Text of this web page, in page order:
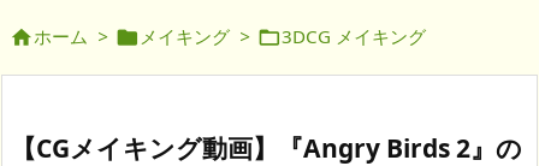
前へ
次へ
ホーム >  メイキング > 3DCG メイキング
【CGメイキング動画】『Angry Birds 2』の